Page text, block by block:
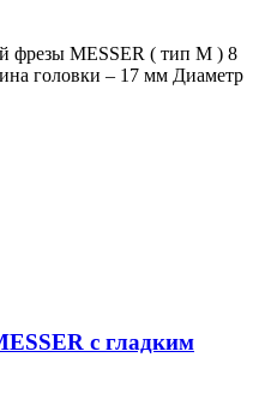
фрезы MESSER ( тип М ) 8
головки – 17 мм Диаметр
с гладким